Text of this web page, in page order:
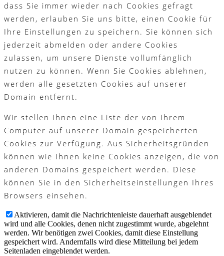
dass Sie immer wieder nach Cookies gefragt
werden, erlauben Sie uns bitte, einen Cookie für
Ihre Einstellungen zu speichern. Sie können sich
jederzeit abmelden oder andere Cookies
zulassen, um unsere Dienste vollumfänglich
nutzen zu können. Wenn Sie Cookies ablehnen,
werden alle gesetzten Cookies auf unserer
Domain entfernt.
Wir stellen Ihnen eine Liste der von Ihrem
Computer auf unserer Domain gespeicherten
Cookies zur Verfügung. Aus Sicherheitsgründen
können wie Ihnen keine Cookies anzeigen, die von
anderen Domains gespeichert werden. Diese
können Sie in den Sicherheitseinstellungen Ihres
Browsers einsehen.
Aktivieren, damit die Nachrichtenleiste dauerhaft ausgeblendet
wird und alle Cookies, denen nicht zugestimmt wurde, abgelehnt
werden. Wir benötigen zwei Cookies, damit diese Einstellung
gespeichert wird. Andernfalls wird diese Mitteilung bei jedem
Seitenladen eingeblendet werden.